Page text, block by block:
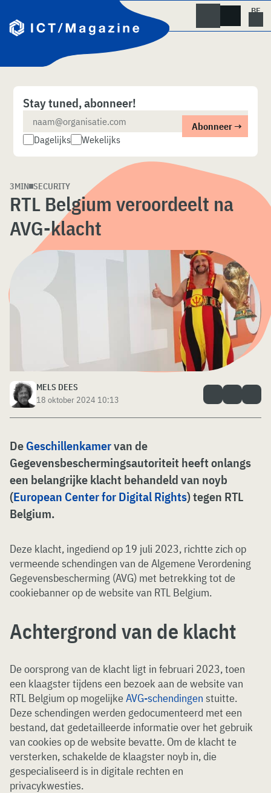
naar
content
Stay tuned, abonneer!
Dagelijks Wekelijks
3MIN SECURITY
RTL Belgium veroordeelt na
AVG-klacht
MELS DEES
18 oktober 2024 10:13
DeGeschillenkamervan de
Gegevensbeschermingsautoriteit heeft onlangs
een belangrijke klacht behandeld van noyb
(European Center for Digital Rights) tegen RTL
Belgium.
Deze klacht, ingediend op 19 juli 2023, richtte zich op
vermeende schendingen van de Algemene Verordening
Gegevensbescherming (AVG) met betrekking tot de
cookiebanner op de website van RTL Belgium.
Achtergrond van de klacht
De oorsprong van de klacht ligt in februari 2023, toen
een klaagster tijdens een bezoek aan de website van
RTL Belgium op mogelijkeAVG-schendingen stuitte.
Deze schendingen werden gedocumenteerd met een
bestand, dat gedetailleerde informatie over het gebruik
van cookies op de website bevatte. Om de klacht te
versterken, schakelde de klaagster noyb in, die
gespecialiseerd is in digitale rechten en
privacykwesties.